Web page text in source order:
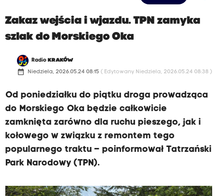
Zakaz wejścia i wjazdu. TPN zamyka
szlak do Morskiego Oka
Radio KRAKÓW
date_range Niedziela, 2026.05.24 08:15 ( Edytowany Niedziela, 2026.05.24 08:38 )
Od poniedziałku do piątku droga prowadząca
do Morskiego Oka będzie całkowicie
zamknięta zarówno dla ruchu pieszego, jak i
kołowego w związku z remontem tego
popularnego traktu – poinformował Tatrzański
Park Narodowy (TPN).